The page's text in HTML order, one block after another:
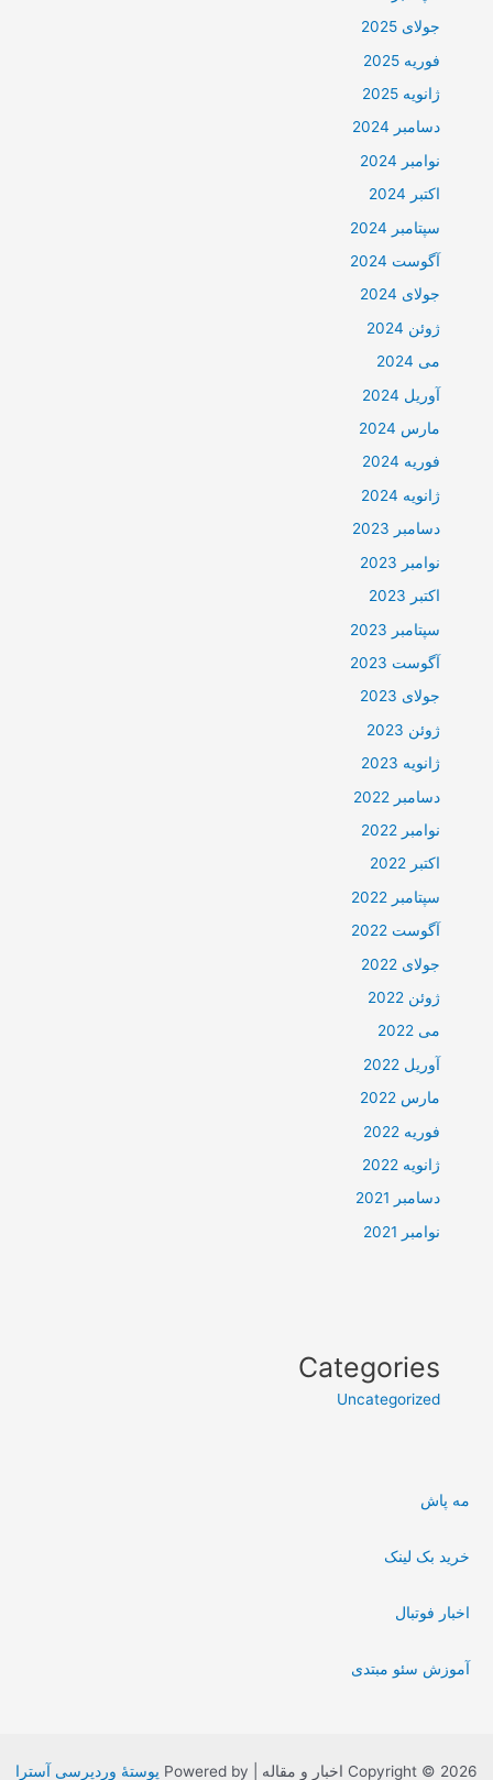
جولای 2025
فوریه 2025
ژانویه 2025
دسامبر 2024
نوامبر 2024
اکتبر 2024
سپتامبر 2024
آگوست 2024
جولای 2024
ژوئن 2024
می 2024
آوریل 2024
مارس 2024
فوریه 2024
ژانویه 2024
دسامبر 2023
نوامبر 2023
اکتبر 2023
سپتامبر 2023
آگوست 2023
جولای 2023
ژوئن 2023
ژانویه 2023
دسامبر 2022
نوامبر 2022
اکتبر 2022
سپتامبر 2022
آگوست 2022
جولای 2022
ژوئن 2022
می 2022
آوریل 2022
مارس 2022
فوریه 2022
ژانویه 2022
دسامبر 2021
نوامبر 2021
Categories
Uncategorized
مه پاش
خرید بک لینک
اخبار فوتبال
آموزش سئو مبتدی
Copyright © 2026 اخبار و مقاله | Powered by پوستهٔ وردپرسی آسترا